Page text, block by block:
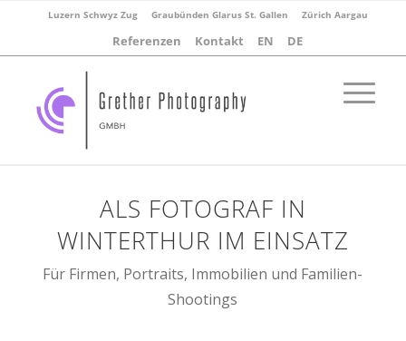
Luzern Schwyz Zug Graubünden Glarus St. Gallen Zürich Aargau
Referenzen Kontakt EN DE
ALS FOTOGRAF IN
WINTERTHUR IM EINSATZ
Für Firmen, Portraits, Immobilien und Familien-
Shootings